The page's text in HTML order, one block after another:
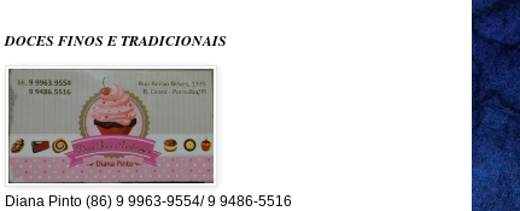
DOCES FINOS E TRADICIONAIS
Diana Pinto (86) 9 9963-9554/ 9 9486-5516